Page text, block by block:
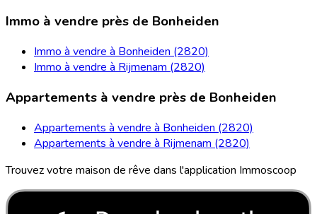
Immo à vendre près de Bonheiden
Immo à vendre à Bonheiden (2820)
Immo à vendre à Rijmenam (2820)
Appartements à vendre près de Bonheiden
Appartements à vendre à Bonheiden (2820)
Appartements à vendre à Rijmenam (2820)
Trouvez votre maison de rêve dans l'application Immoscoop